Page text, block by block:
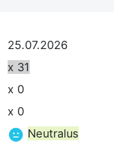
25.07.2026
x 31
x 0
x 0
Neutralus